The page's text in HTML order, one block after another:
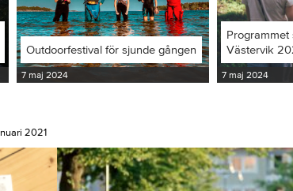
Outdoorfestival för sjunde gången
7 maj 2024
Programmet
Västervik
7 maj 2024
2021